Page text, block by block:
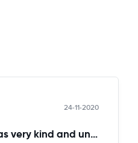
24-11-2020
the lady at the desk was very kind and understanding!